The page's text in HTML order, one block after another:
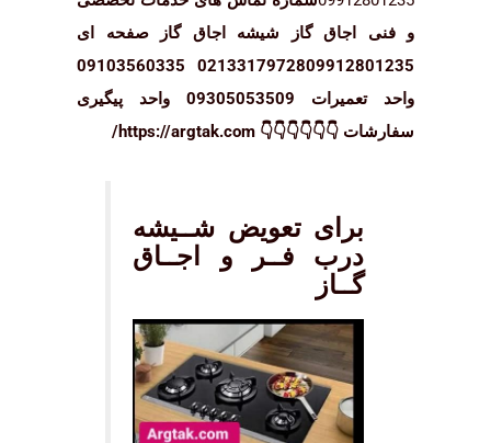
و فنی اجاق گاز شیشه اجاق گاز صفحه ای
0213317972809912801235
09103560335
واحد تعمیرات 09305053509
واحد پیگیری
سفارشات 👇👇👇👇👇👇 https://argtak.com/
برای تعویض شــیشه
درب فــر
و
اجــاق
گــاز